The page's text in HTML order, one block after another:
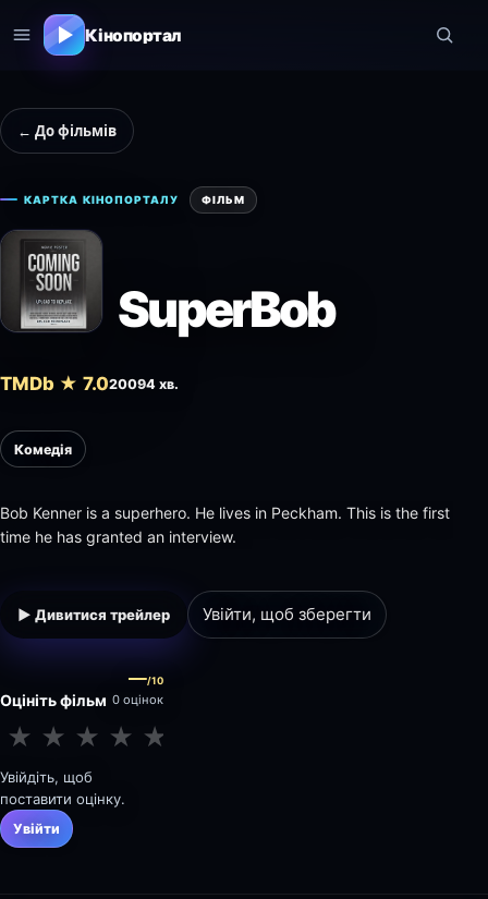
Кінопортал
← До фільмів
КАРТКА КІНОПОРТАЛУ ФІЛЬМ
SuperBob
TMDb ★ 7.020094 хв.
Комедія
Bob Kenner is a superhero. He lives in Peckham. This is the first
time he has granted an interview.
▶ Дивитися трейлер Увійти, щоб зберегти
Оцініть фільм
—/10
0 оцінок
★ ★ ★ ★ ★
Увійдіть, щоб
поставити оцінку.
Увійти